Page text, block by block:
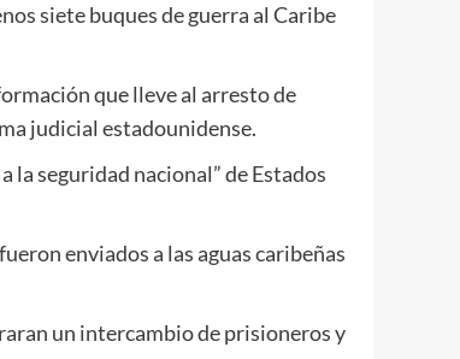
siete buques de guerra al Caribe
que lleve al arresto de
judicial estadounidense.
la seguridad nacional” de Estados
enviados a las aguas caribeñas
un intercambio de prisioneros y